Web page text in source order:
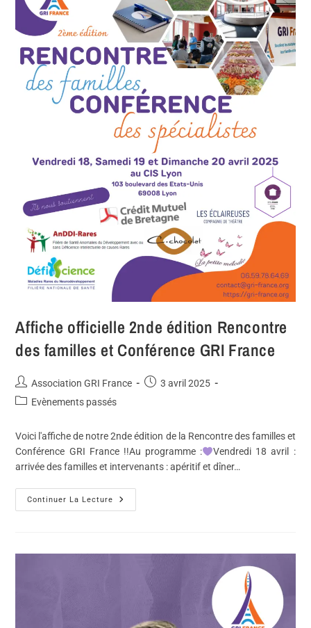
Affiche officielle 2nde édition Rencontre
des familles et Conférence GRI France
Association GRI France
3 avril 2025
Evènements passés
Voici l'affiche de notre 2nde édition de la Rencontre des familles et
Conférence GRI France !!Au programme :
Vendredi 18 avril :
arrivée des familles et intervenants : apéritif et dîner…
Continuer La Lecture